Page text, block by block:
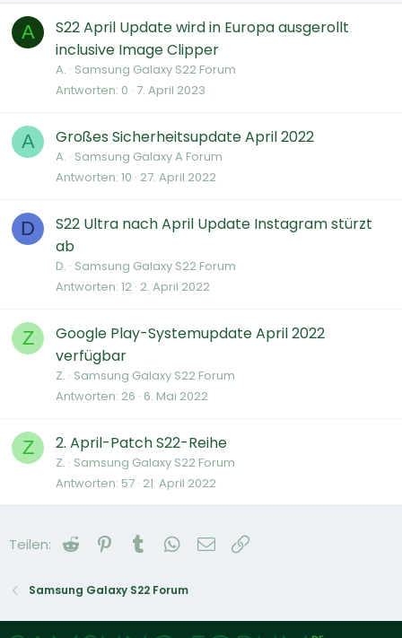
A
S22 April Update wird in Europa ausgerollt
inclusive Image Clipper
A. Samsung Galaxy S22 Forum
Antworten 0 7. April 2023
A Großes Sicherheitsupdate April 2022
A. Samsung Galaxy A Forum
Antworten 10 27. April 2022
D
S22 Ultra nach April Update Instagram stürzt
ab
D. Samsung Galaxy S22 Forum
Antworten 12 2. April 2022
Z
Google Play-Systemupdate April 2022
verfügbar
Z. Samsung Galaxy S22 Forum
Antworten 26 6. Mai 2022
Z 2. April-Patch S22-Reihe
Z. Samsung Galaxy S22 Forum
Antworten 57 21. April 2022
Teilen: Reddit Pinterest
Tumblr WhatsApp
E-Mail
Samsung Galaxy S22 Forum